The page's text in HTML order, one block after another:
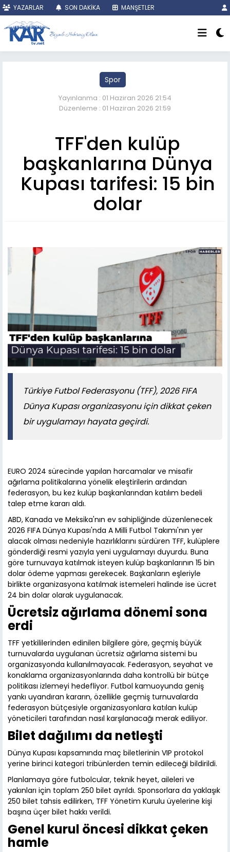
YAZARLAR SON DAKİKA MANŞETLER
Spor
Yayınlanma : 01 Haziran 2026 21:54
Düzenleme : 01 Haziran 2026 21:59
TFF'den kulüp
başkanlarına Dünya
Kupası tarifesi: 15 bin
dolar
Türkiye Futbol Federasyonu (TFF), 2026 FIFA
Dünya Kupası organizasyonu için dikkat çeken
bir uygulamayı hayata geçirdi.
EURO 2024 sürecinde yapılan harcamalar ve misafir
ağırlama politikalarına yönelik eleştirilerin ardından
federasyon, bu kez kulüp başkanlarından katılım bedeli
talep etme kararı aldı.
ABD, Kanada ve Meksika'nın ev sahipliğinde düzenlenecek
2026 FIFA Dünya Kupası'nda A Milli Futbol Takımı'nın yer
alacak olması nedeniyle hazırlıklarını sürdüren TFF, kulüplere
gönderdiği resmi yazıyla yeni uygulamayı duyurdu. Buna
göre turnuvaya katılmak isteyen kulüp başkanlarının 15 bin
dolar ödeme yapması gerekecek. Başkanların eşleriyle
birlikte organizasyona katılmak istemeleri halinde ise ücret
24 bin dolar olarak uygulanacak.
Ücretsiz ağırlama dönemi sona
erdi
TFF yetkililerinden edinilen bilgilere göre, geçmiş büyük
turnuvalarda uygulanan ücretsiz ağırlama sistemi bu
organizasyonda kullanılmayacak. Federasyon, seyahat ve
konaklama organizasyonlarında daha kontrollü bir bütçe
politikası izlemeyi hedefliyor. Futbol kamuoyunda geniş
yankı uyandıran kararın, özellikle geçmiş turnuvalarda
federasyon bütçesiyle organizasyonlara katılan kulüp
yöneticileri tarafından nasıl karşılanacağı merak ediliyor.
Bilet dağılımı da netleşti
Dünya Kupası kapsamında maç biletlerinin VIP protokol
yerine birinci kategori tribünlerden temin edileceği bildirildi.
Planlamaya göre futbolcular, teknik heyet, aileleri ve
yakınları için toplam 250 bilet ayrıldı. Sponsorlara da yaklaşık
250 bilet tahsis edilirken, TFF Yönetim Kurulu üyelerine kişi
başına üçer bilet hakkı verildi.
Genel kurul öncesi dikkat çeken
hamle